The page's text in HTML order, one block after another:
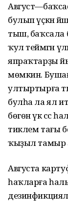
булып үҫкән
тыш, баҡсала
ҡул теймәгән
япраҡтарҙы
мөмкин.
ултыртырға
булһа ла ял
бөгөн үк сәсә
тиклем тағы
ҡыҙыл тамыр
Августа
һаҡларға